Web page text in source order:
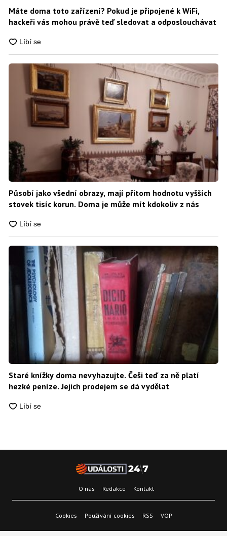
Máte doma toto zařízení? Pokud je připojené k WiFi,
hackeři vás mohou právě teď sledovat a odposlouchávat
Působí jako všední obrazy, mají přitom hodnotu vyšších
stovek tisíc korun. Doma je může mít kdokoliv z nás
Staré knížky doma nevyhazujte. Češi teď za ně platí
hezké peníze. Jejich prodejem se dá vydělat
O nás Redakce Kontakt
Cookies Používání cookies RSS VOP